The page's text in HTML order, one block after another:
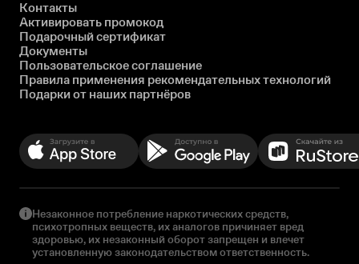
Контакты
Активировать промокод
Подарочный сертификат
Документы
Пользовательское соглашение
Правила применения рекомендательных технологий
Подарки от наших партнёров
Незаконное потребление наркотических средств,
психотропных веществ, их аналогов причиняет вред
здоровью, их незаконный оборот запрещен и влечет
установленную законодательством ответственность.